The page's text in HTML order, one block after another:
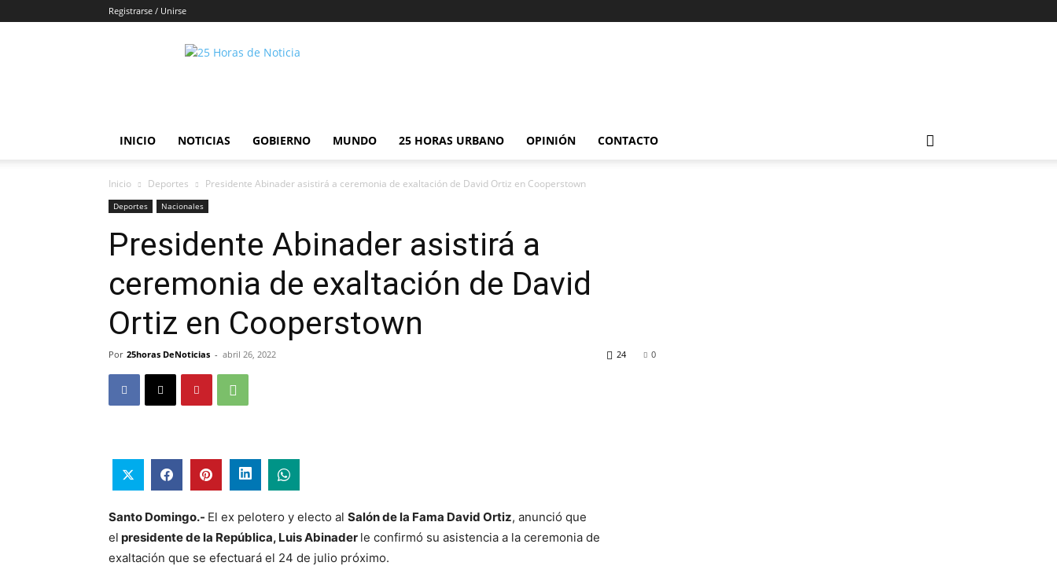
Registrarse / Unirse
25horasdenoticias
INICIO NOTICIAS GOBIERNO MUNDO 25 HORAS URBANO OPINIÓN CONTACTO
Inicio Deportes Presidente Abinader asistirá a ceremonia de exaltación de David Ortiz en Cooperstown
Deportes Nacionales
Presidente Abinader asistirá a
ceremonia de exaltación de David
Ortiz en Cooperstown
Por 25horas DeNoticias - abril 26, 2022 0
24
Santo Domingo.- El ex pelotero y electo al Salón de la Fama David Ortiz, anunció que
el presidente de la República, Luis Abinader le confirmó su asistencia a la ceremonia de
exaltación que se efectuará el 24 de julio próximo.